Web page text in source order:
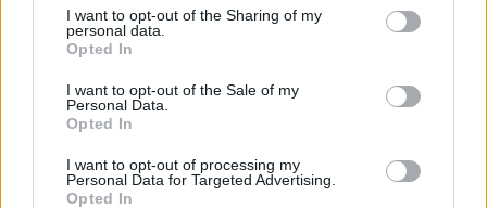
I want to opt-out of the Sharing of my
personal data.
Opted In
I want to opt-out of the Sale of my
Personal Data.
Opted In
I want to opt-out of processing my
Personal Data for Targeted Advertising.
Opted In
MOOD OF THE DAY
Άντονι Χόπκινς στα 88 αρνείται να το
βάλει κάτω και κυκλοφορεί το 1ο του
τίτλο: Life Is A Dream. Φυσικά και είναι Άντονι...
Μάκης Μηλάτος